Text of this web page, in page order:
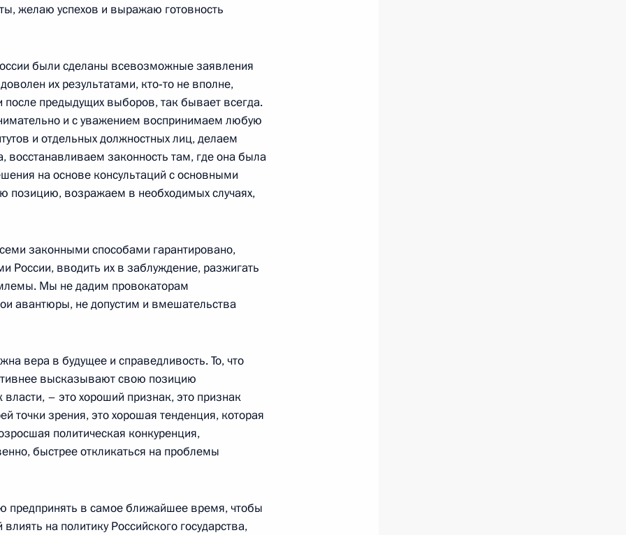
Назарбаевым
Атамбаевым 2
Межгосударственного
экономического
Горки
желаю успехов и выражаю готовность
были сделаны всевозможные заявления
их результатами, кто‑то не вполне,
после предыдущих выборов, так бывает всегда.
и с уважением воспринимаем любую
и отдельных должностных лиц, делаем
восстанавливаем законность там, где она была
на основе консультаций с основными
позицию, возражаем в необходимых случаях,
законными способами гарантировано,
России, вводить их в заблуждение, разжигать
Мы не дадим провокаторам
авантюры, не допустим и вмешательства
вера в будущее и справедливость. То, что
высказывают свою позицию
– это хороший признак, это признак
точки зрения, это хорошая тенденция, которая
политическая конкуренция,
быстрее откликаться на проблемы
предпринять в самое ближайшее время, чтобы
на политику Российского государства,